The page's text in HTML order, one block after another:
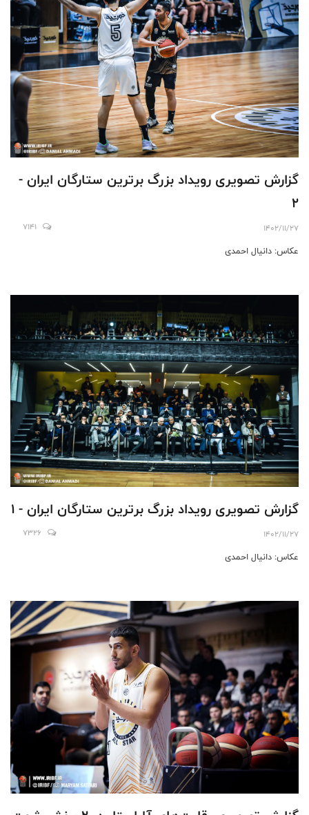
گزارش تصویری رویداد بزرگ برترین ستارگان ایران -
2
1402/11/27
7141
عکاس: دانیال احمدی
گزارش تصویری رویداد بزرگ برترین ستارگان ایران - 1
1402/11/27
7326
عکاس: دانیال احمدی